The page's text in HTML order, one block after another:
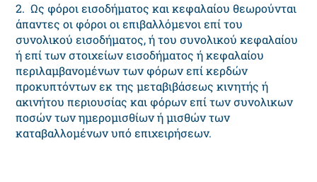
2. Ως φόροι εισοδήματος και κεφαλαίου θεωρούνται
άπαντες οι φόροι οι επιβαλλόμενοι επί του
συνολικού εισοδήματος, ή του συνολικού κεφαλαίου
ή επί των στοιχείων εισοδήματος ή κεφαλαίου
περιλαμβανομένων των φόρων επί κερδών
προκυπτόντων εκ της μεταβιβάσεως κινητής ή
ακινήτου περιουσίας και φόρων επί των συνολικων
ποσών των ημερομισθίων ή μισθών των
καταβαλλομένων υπό επιχειρήσεων.